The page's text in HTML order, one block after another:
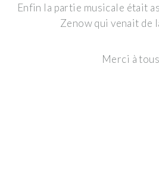
Enfin la partie musicale était
Zenow qui venait de
Merci à